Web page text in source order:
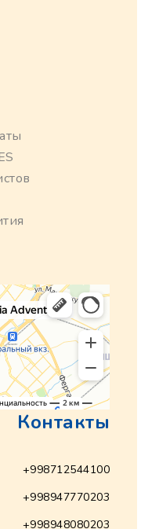
Контакты
+998712544100
+998947770203
+998948080203